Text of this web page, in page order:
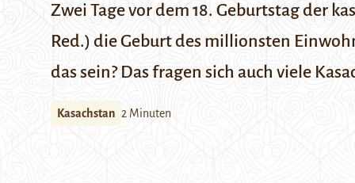
Zwei Tage vor dem 18. Geburtstag der
Red.) die Geburt des millionsten
das sein? Das fragen sich auch viele
Kasachstan 2 Minuten